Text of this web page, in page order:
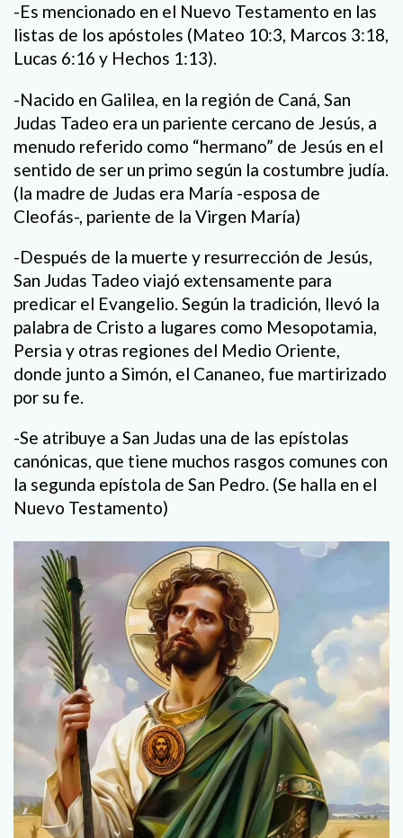
-Es mencionado en el Nuevo Testamento en las
listas de los apóstoles (Mateo 10:3, Marcos 3:18,
Lucas 6:16 y Hechos 1:13).
-Nacido en Galilea, en la región de Caná, San
Judas Tadeo era un pariente cercano de Jesús, a
menudo referido como “hermano” de Jesús en el
sentido de ser un primo según la costumbre judía.
(la madre de Judas era María -esposa de
Cleofás-, pariente de la Virgen María)
-Después de la muerte y resurrección de Jesús,
San Judas Tadeo viajó extensamente para
predicar el Evangelio. Según la tradición, llevó la
palabra de Cristo a lugares como Mesopotamia,
Persia y otras regiones del Medio Oriente,
donde junto a Simón, el Cananeo, fue martirizado
por su fe.
-Se atribuye a San Judas una de las epístolas
canónicas, que tiene muchos rasgos comunes con
la segunda epístola de San Pedro. (Se halla en el
Nuevo Testamento)